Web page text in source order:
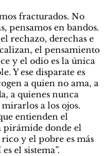
fracturados. No
pensamos en bandos.
rechazo, derechas e
el pensamiento
y el odio es la única
Y ese disparate es
a quien no ama, a
a quienes nunca
a los ojos.
entienden el
pirámide donde el
y el pobre es más
el sistema”.